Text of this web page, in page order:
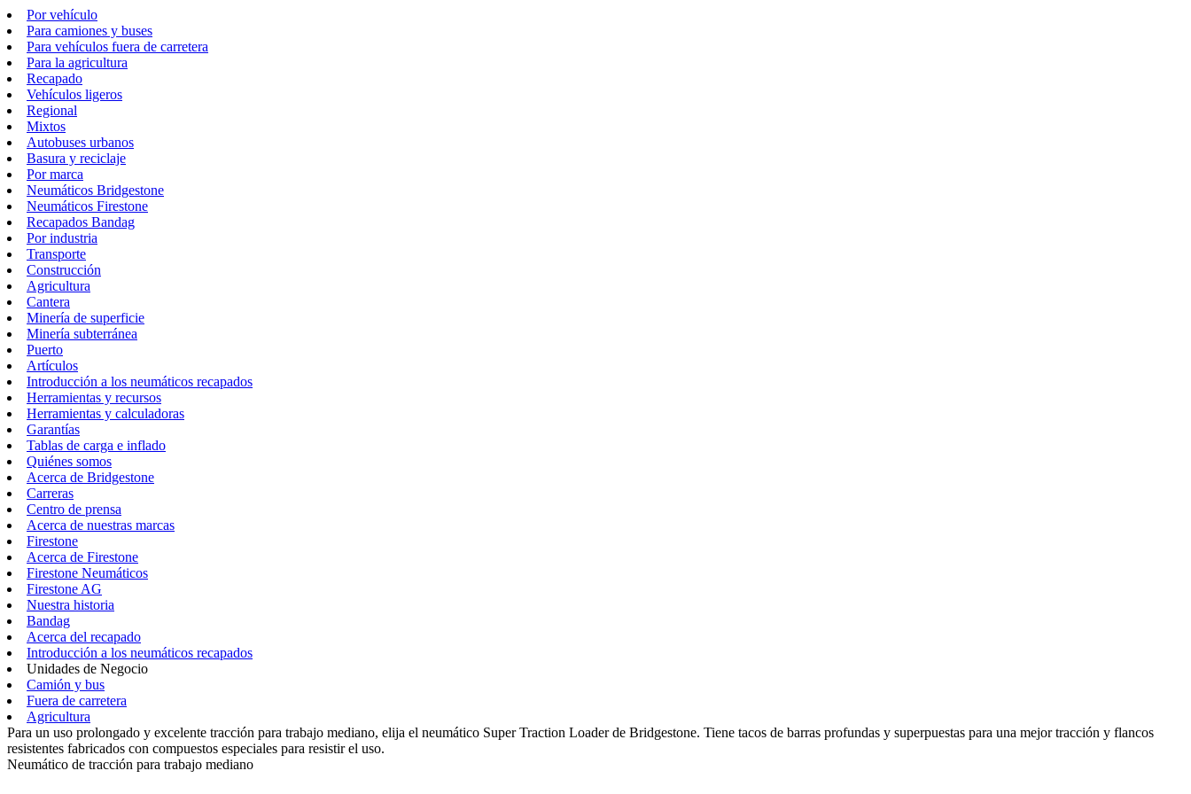
Por vehículo
Para camiones y buses
Para vehículos fuera de carretera
Para la agricultura
Recapado
Vehículos ligeros
Regional
Mixtos
Autobuses urbanos
Basura y reciclaje
Por marca
Neumáticos Bridgestone
Neumáticos Firestone
Recapados Bandag
Por industria
Transporte
Construcción
Agricultura
Cantera
Minería de superficie
Minería subterránea
Puerto
Artículos
Introducción a los neumáticos recapados
Herramientas y recursos
Herramientas y calculadoras
Garantías
Tablas de carga e inflado
Quiénes somos
Acerca de Bridgestone
Carreras
Centro de prensa
Acerca de nuestras marcas
Firestone
Acerca de Firestone
Firestone Neumáticos
Firestone AG
Nuestra historia
Bandag
Acerca del recapado
Introducción a los neumáticos recapados
Unidades de Negocio
Camión y bus
Fuera de carretera
Agricultura
Para un uso prolongado y excelente tracción para trabajo mediano, elija el neumático Super Traction Loader de Bridgestone. Tiene tacos de barras profundas y superpuestas para una mejor tracción y flancos
resistentes fabricados con compuestos especiales para resistir el uso.
Neumático de tracción para trabajo mediano